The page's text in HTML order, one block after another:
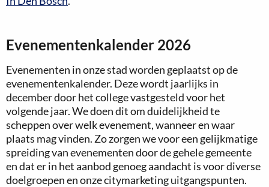
Evenementenkalender 2026
Evenementen in onze stad worden geplaatst op de
evenementenkalender. Deze wordt jaarlijks in
december door het college vastgesteld voor het
volgende jaar. We doen dit om duidelijkheid te
scheppen over welk evenement, wanneer en waar
plaats mag vinden. Zo zorgen we voor een gelijkmatige
spreiding van evenementen door de gehele gemeente
en dat er in het aanbod genoeg aandacht is voor diverse
doelgroepen en onze citymarketing uitgangspunten.